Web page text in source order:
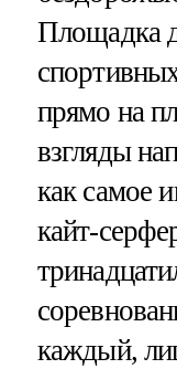
Площадка
прямо на
взгляды
как самое
кайт-
каждый,